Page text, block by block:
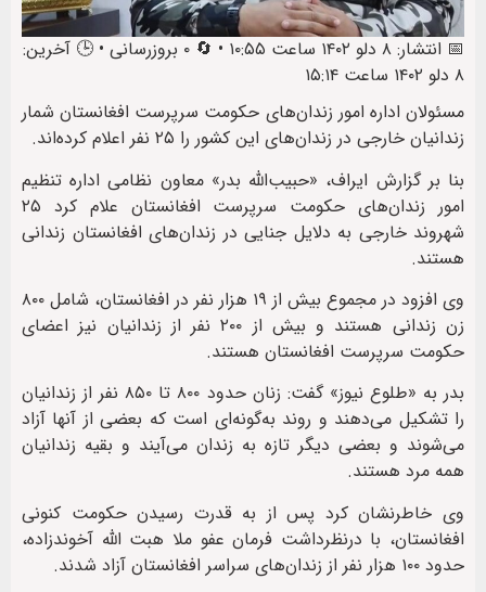
📅 انتشار: ۸ دلو ۱۴۰۲ ساعت ۱۰:۵۵ • 🔄 ۰ بروزرسانی • 🕒 آخرین:
۸ دلو ۱۴۰۲ ساعت ۱۵:۱۴
مسئولان اداره امور زندان‌های حکومت سرپرست افغانستان شمار
زندانیان خارجی در زندان‌های این کشور را ۲۵ نفر اعلام کرده‌اند.
بنا بر گزارش ایراف، «حبیب‌الله بدر» معاون نظامی اداره تنظیم
امور زندان‌های حکومت سرپرست افغانستان علام کرد ۲۵
شهروند خارجی به دلایل جنایی در زندان‌های افغانستان زندانی
هستند.
وی افزود در مجموع بیش از ۱۹ هزار نفر در افغانستان، شامل ۸۰۰
زن زندانی هستند و بیش از ۲۰۰ نفر از زندانیان نیز اعضای
حکومت سرپرست افغانستان هستند.
بدر به «طلوع نیوز» گفت: زنان حدود ۸۰۰ تا ۸۵۰ نفر از زندانیان
را تشکیل می‌دهند و روند به‌گونه‌ای است که بعضی از آنها آزاد
می‌شوند و بعضی دیگر تازه به زندان می‌آیند و بقیه زندانیان
همه مرد هستند.
وی خاطرنشان کرد پس از به قدرت رسیدن حکومت کنونی
افغانستان، با درنظرداشت فرمان عفو ملا هبت الله آخوندزاده،
حدود ۱۰۰ هزار نفر از زندان‌های سراسر افغانستان آزاد شدند.